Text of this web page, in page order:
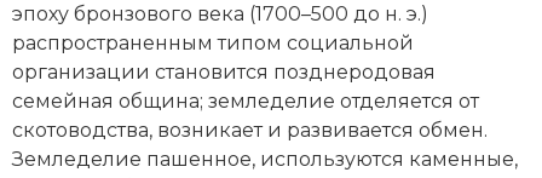
эпоху бронзового века (1700–500 до н. э.)
распространенным типом социальной
организации становится позднеродовая
семейная община; земледелие отделяется от
скотоводства, возникает и развивается обмен.
Земледелие пашенное, используются каменные,